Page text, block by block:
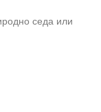
седа или